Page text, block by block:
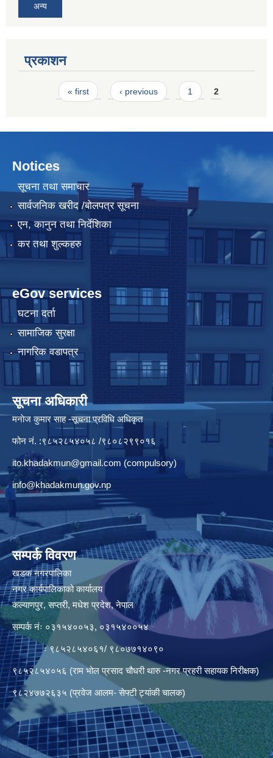
अन्य
प्रकाशन
Pages« first ‹ previous 1 2
Notices
सूचना तथा समाचार
सार्वजनिक खरीद /बोलपत्र सूचना
एन, कानुन तथा निर्देशिका
कर तथा शुल्कहरु
eGov services
घटना दर्ता
सामाजिक सुरक्षा
नागरिक वडापत्र
सूचना अधिकारी
मनाेज कुमार साह -सूचना प्रविधि अधिकृत
फोन नं. :९८५२८५४०५८ /९८०८२९९०१६
ito.khadakmun@gmail.com (compulsory)
info@khadakmun.gov.np
सम्पर्क विवरण
खडक नगरपालिका
नगर कार्यपालिकाको कार्यालय
कल्याणपुर, सप्तरी, मधेश प्रदेश, नेपाल
सम्पर्क नंः ०३१५४००५३, ०३१५४००५४
ः ९८५२८५४०६१/ ९८०७७१४०९०
९८५२८५४०५६ (राम भोल प्रसाद चौधरी थारु -नगर प्रहरी सहायक निरीक्षक)
९८२४७७२६३५ (प्रवेज आलम- सेफ्टी ट्यांकी चालक)